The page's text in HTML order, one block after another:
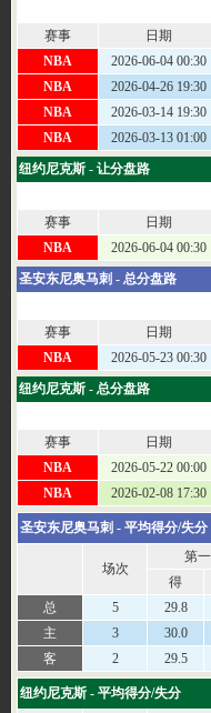
赛事
日期
NBA
2026-06-04 00:30
NBA
2026-04-26 19:30
NBA
2026-03-14 19:30
NBA
2026-03-13 01:00
纽约尼克斯 - 让分盘路
赛事
日期
NBA
2026-06-04 00:30
圣安东尼奥马刺 - 总分盘路
赛事
日期
NBA
2026-05-23 00:30
纽约尼克斯 - 总分盘路
赛事
日期
NBA
2026-05-22 00:00
NBA
2026-02-08 17:30
圣安东尼奥马刺 - 平均得分/失分
场次
第
得
总
5 29.8
主
3 30.0
客
2 29.5
纽约尼克斯 - 平均得分/失分